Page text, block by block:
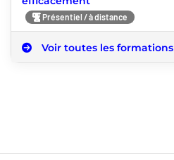
Présentiel / à distance
Voir toutes les formations